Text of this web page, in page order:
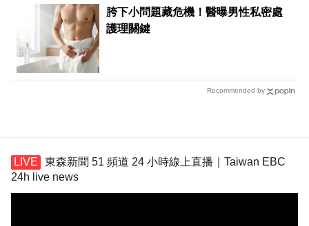
胯下小問題藏危機！醫曝男性私密處
護理關鍵
Recommended by
東森新聞 51 頻道 24 小時線上直播｜Taiwan EBC
24h live news